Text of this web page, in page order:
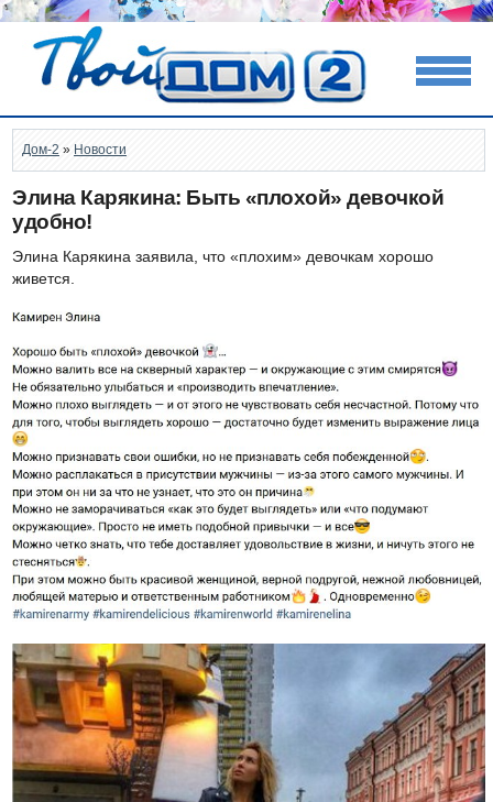
Дом-2 » Новости
Элина Карякина: Быть «плохой» девочкой
удобно!
Элина Карякина заявила, что «плохим» девочкам хорошо
живется.